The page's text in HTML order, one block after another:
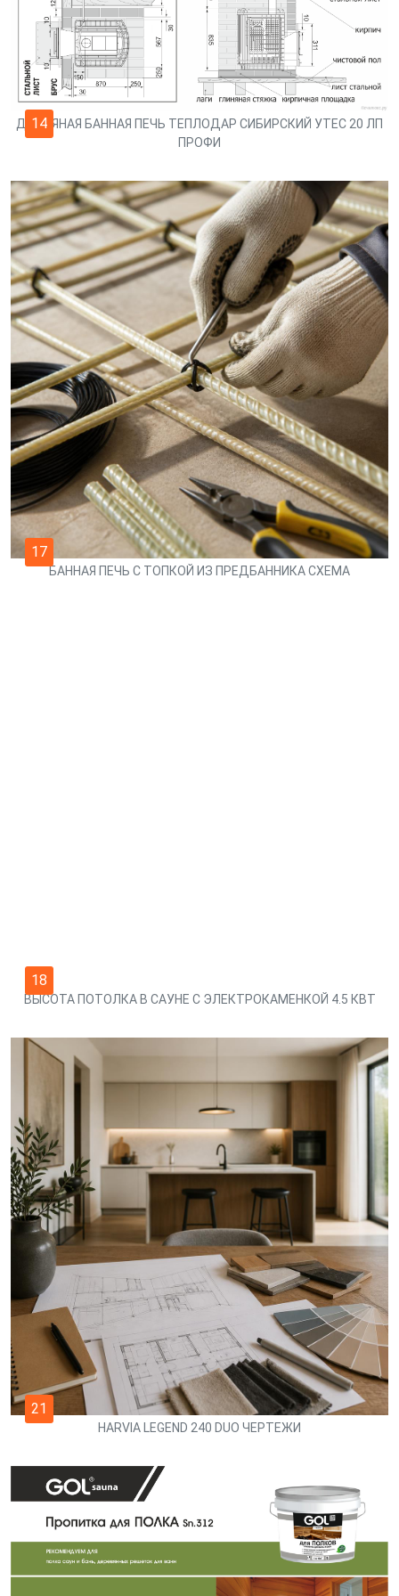
14
ДРОВЯНАЯ БАННАЯ ПЕЧЬ ТЕПЛОДАР СИБИРСКИЙ УТЕС 20 ЛП
ПРОФИ
17
БАННАЯ ПЕЧЬ С ТОПКОЙ ИЗ ПРЕДБАННИКА СХЕМА
18
ВЫСОТА ПОТОЛКА В САУНЕ С ЭЛЕКТРОКАМЕНКОЙ 4.5 КВТ
21
HARVIA LEGEND 240 DUO ЧЕРТЕЖИ